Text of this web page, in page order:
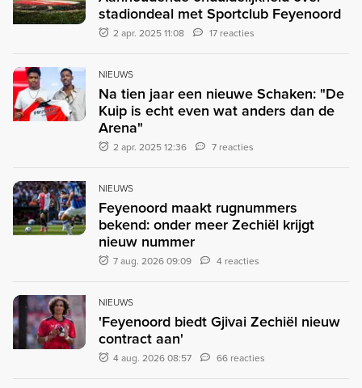
stadiondeal met Sportclub Feyenoord
2 apr. 2025 11:08 17 reacties
NIEUWS
Na tien jaar een nieuwe Schaken: "De
Kuip is echt even wat anders dan de
Arena"
2 apr. 2025 12:36 7 reacties
NIEUWS
Feyenoord maakt rugnummers
bekend: onder meer Zechiël krijgt
nieuw nummer
7 aug. 2026 09:09 4 reacties
NIEUWS
'Feyenoord biedt Gjivai Zechiël nieuw
contract aan'
4 aug. 2026 08:57 66 reacties